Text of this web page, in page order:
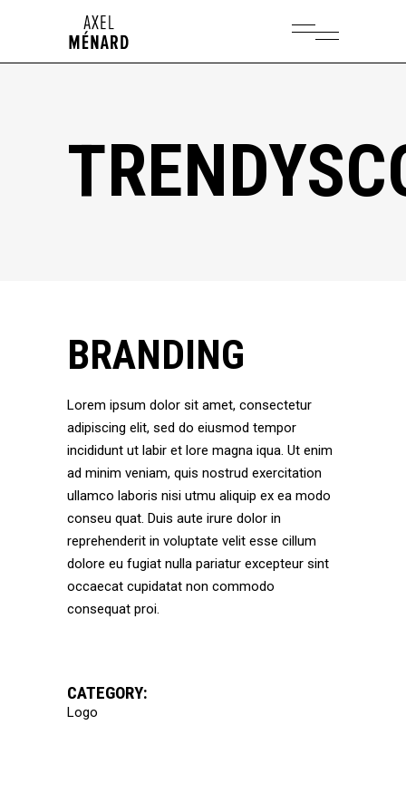
BRANDING
Lorem ipsum dolor sit amet, consectetur
adipiscing elit, sed do eiusmod tempor
incididunt ut labir et lore magna iqua. Ut enim
ad minim veniam, quis nostrud exercitation
ullamco laboris nisi utmu aliquip ex ea modo
conseu quat. Duis aute irure dolor in
reprehenderit in voluptate velit esse cillum
dolore eu fugiat nulla pariatur excepteur sint
occaecat cupidatat non commodo
consequat proi.
CATEGORY:
Logo